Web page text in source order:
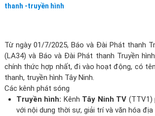
thanh -truyền hình
Từ ngày 01/7/2025, Báo và Đài Phát thanh
(LA34) và Báo và Đài Phát thanh Truyền
chính thức hợp nhất, đi vào hoạt động, có
thanh, truyền hình Tây Ninh.
Các kênh phát sóng
Truyền hình: Kênh Tây Ninh TV (TTV1)
với nội dung thời sự, giải trí và văn hóa địa